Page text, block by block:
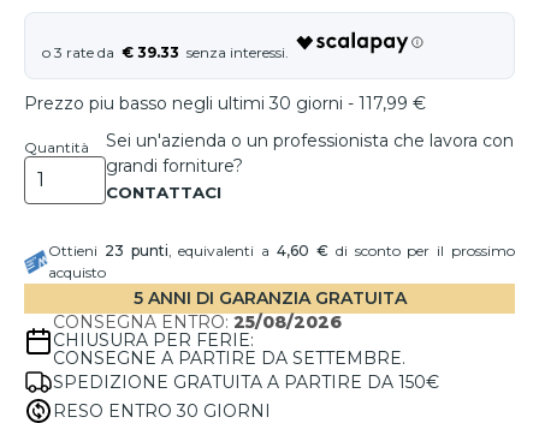
€ 39.33
Prezzo piu basso negli ultimi 30 giorni - 117,99 €
Quantità
Sei un'azienda o un professionista che lavora con
grandi forniture?
Ottieni 23 punti, equivalenti a4,60 €di sconto per il prossimo
acquisto
5 ANNI DI GARANZIA GRATUITA
CONSEGNA ENTRO: 25/08/2026
CHIUSURA PER FERIE:
CONSEGNE A PARTIRE DA SETTEMBRE.
SPEDIZIONE GRATUITA A PARTIRE DA 150€
RESO ENTRO 30 GIORNI